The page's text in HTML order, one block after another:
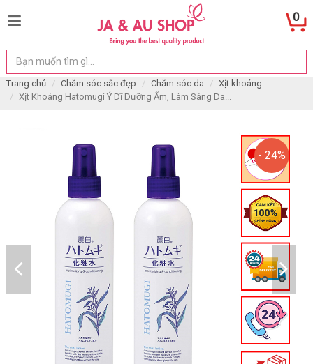
0
Trang chủ Chăm sóc sắc đẹp Chăm sóc da
Xịt khoáng
Xịt Khoáng Hatomugi Ý Dĩ Dưỡng Ẩm, Làm Sáng Da...
- 24%